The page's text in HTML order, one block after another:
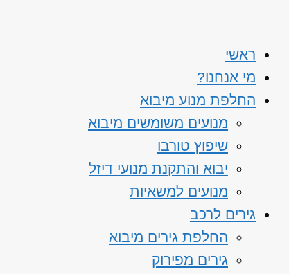
ראשי
מי אנחנו?
החלפת מנוע מיבוא
מנועים משומשים מיבוא
שיפוץ טורבו
יבוא והתקנת מנועי דיזל
מנועים למשאיות
גירים לרכב
החלפת גירים מיבוא
גירים מפירוק